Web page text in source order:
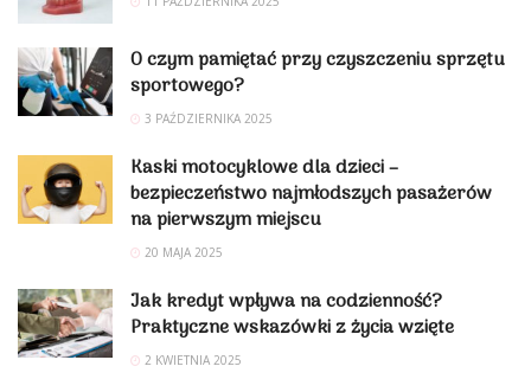
O czym pamiętać przy czyszczeniu sprzętu
sportowego?
3 PAŹDZIERNIKA 2025
Kaski motocyklowe dla dzieci –
bezpieczeństwo najmłodszych pasażerów
na pierwszym miejscu
20 MAJA 2025
Jak kredyt wpływa na codzienność?
Praktyczne wskazówki z życia wzięte
2 KWIETNIA 2025